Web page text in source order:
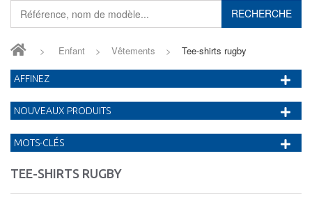
RECHERCHE
> Enfant > Vêtements > Tee-shirts rugby
TEE-SHIRTS RUGBY
AFFINEZ
NOUVEAUX PRODUITS
MOTS-CLÉS